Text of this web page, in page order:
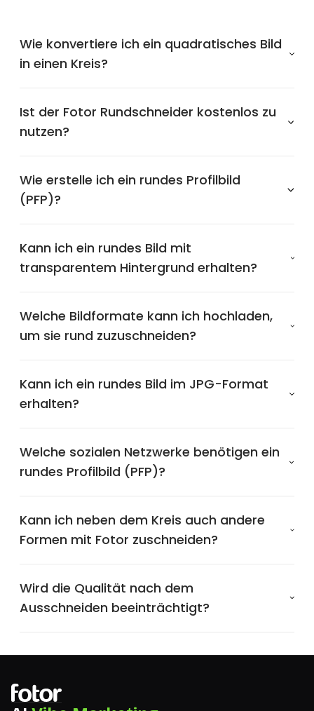
Wie konvertiere ich ein quadratisches Bild
in einen Kreis?
Ist der Fotor Rundschneider kostenlos zu
nutzen?
Wie erstelle ich ein rundes Profilbild
(PFP)?
Kann ich ein rundes Bild mit
transparentem Hintergrund erhalten?
Welche Bildformate kann ich hochladen,
um sie rund zuzuschneiden?
Kann ich ein rundes Bild im JPG-Format
erhalten?
Welche sozialen Netzwerke benötigen ein
rundes Profilbild (PFP)?
Kann ich neben dem Kreis auch andere
Formen mit Fotor zuschneiden?
Wird die Qualität nach dem
Ausschneiden beeinträchtigt?